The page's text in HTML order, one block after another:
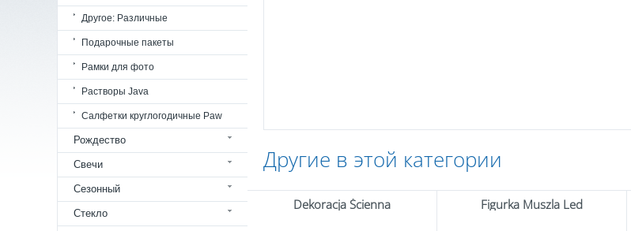
Другое: Различные
Подарочные пакеты
Рамки для фото
Растворы Java
Салфетки круглогодичные Paw
Рождество
Свечи
Сезонный
Стекло
Другие в этой категории
Dekoracja Ścienna Figurka Muszla Led